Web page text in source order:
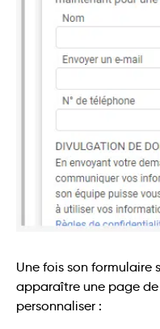
Une fois son formulaire
apparaître une page
personnaliser :